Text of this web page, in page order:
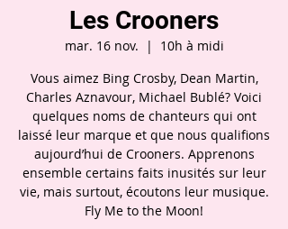
Les Crooners
mar. 16 nov.
  |
10h à midi
Vous aimez Bing Crosby, Dean Martin,
Charles Aznavour, Michael Bublé? Voici
quelques noms de chanteurs qui ont
laissé leur marque et que nous qualifions
aujourd’hui de Crooners. Apprenons
ensemble certains faits inusités sur leur
vie, mais surtout, écoutons leur musique.
Fly Me to the Moon!